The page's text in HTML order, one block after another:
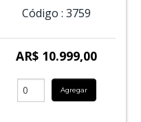
Código : 3759
AR$ 10.999,00
Agregar